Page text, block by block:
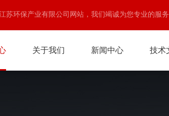
苏环保产业有限公司网站，我们竭诚为您专业的服务
关于我们 新闻中心 技术